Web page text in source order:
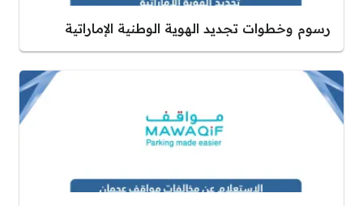
رسوم وخطوات تجديد الهوية الوطنية الإماراتية